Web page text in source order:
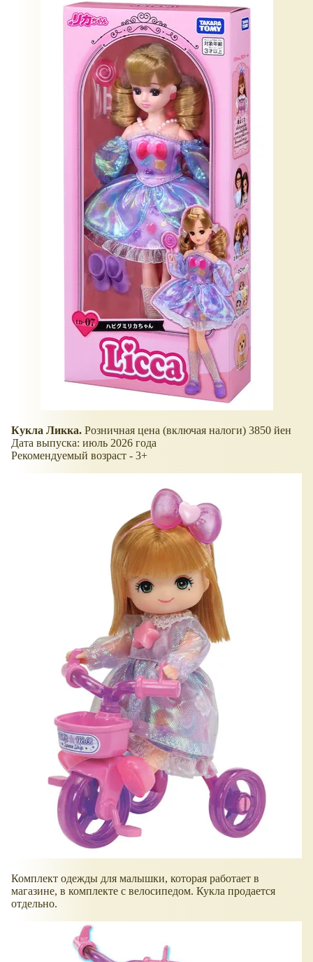
Кукла Ликка. Розничная цена (включая налоги) 3850 йен
Дата выпуска: июль 2026 года
Рекомендуемый возраст - 3+
Комплект одежды для малышки, которая работает в
магазине, в комплекте с велосипедом. Кукла продается
отдельно.